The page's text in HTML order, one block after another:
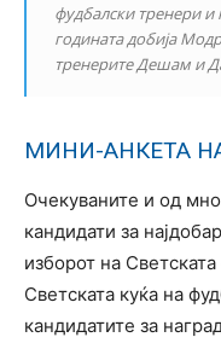
фудбалски тренери и
годината добија
тренерите Дешам и
МИНИ-АНКЕТА
Очекуваните и од
кандидати за
изборот на
Светската куќа на
кандидатите за